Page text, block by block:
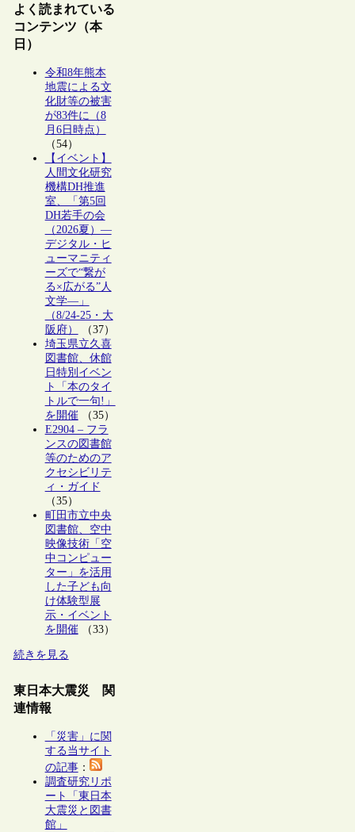
よく読まれている
コンテンツ（本
日）
令和8年熊本
地震による文
化財等の被害
が83件に（8
月6日時点）
（54）
【イベント】
人間文化研究
機構DH推進
室、「第5回
DH若手の会
（2026夏）―
デジタル・ヒ
ューマニティ
ーズで“繋が
る×広がる”人
文学―」
（8/24-25・大
阪府）
（37）
埼玉県立久喜
図書館、休館
日特別イベン
ト「本のタイ
トルで一句!」
を開催（35）
E2904 – フラ
ンスの図書館
等のためのア
クセシビリテ
ィ・ガイド
（35）
町田市立中央
図書館、空中
映像技術「空
中コンピュー
ター」を活用
した子ども向
け体験型展
示・イベント
を開催（33）
続きを見る
東日本大震災 関
連情報
「災害」に関
する当サイト
の記事：
調査研究リポ
ート「東日本
大震災と図書
館」